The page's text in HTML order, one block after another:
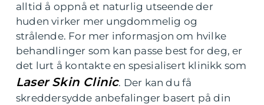
alltid å oppnå et naturlig utseende der
huden virker mer ungdommelig og
strålende. For mer informasjon om hvilke
behandlinger som kan passe best for deg, er
det lurt å kontakte en spesialisert klinikk som
Laser Skin Clinic. Der kan du få
skreddersydde anbefalinger basert på din